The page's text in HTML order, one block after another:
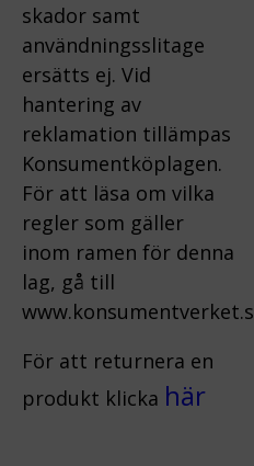
skador samt
användningsslitage
ersätts ej. Vid
hantering av
reklamation tillämpas
Konsumentköplagen.
För att läsa om vilka
regler som gäller
inom ramen för denna
lag, gå till
www.konsumentverket.s
För att returnera en
produkt klicka här